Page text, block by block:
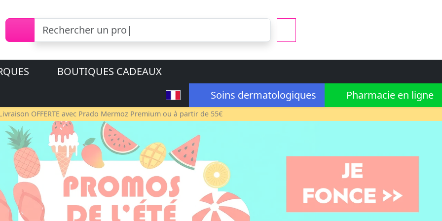
BOUTIQUES CADEAUX
Soins dermatologiques
Pharmacie en ligne
OFFERTE avec Prado Mermoz Premium ou à partir de 55€